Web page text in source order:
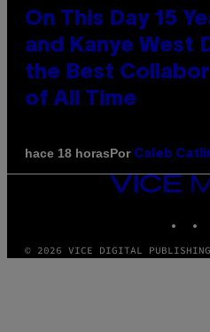
On This Day 15
and Kanye West
the Best
of All Time
hace 18 horasPor Caleb
VICE
MEDIA
© 2026 VICE DIGITAL